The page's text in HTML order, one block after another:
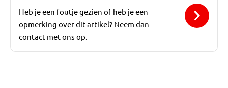
Heb je een foutje gezien of heb je een
opmerking over dit artikel? Neem dan
contact met ons op.